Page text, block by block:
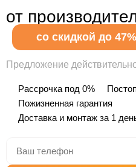
от
со скидкой до 47%
Предложение
Рассрочка под 0%
Пожизненная гарантия
Доставка и монтаж за 1